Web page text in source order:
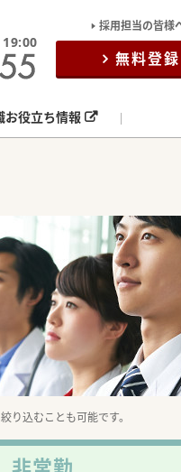
19:00
採用担当の皆様
無料登
お役立ち情報
込むことも可能です。
非常勤